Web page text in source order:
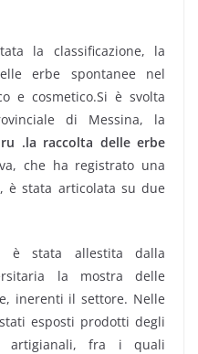
la classificazione, la
erbe spontanee nel
e cosmetico.Si è svolta
di Messina, la
.la raccolta delle erbe
che ha registrato una
è stata articolata su due
è stata allestita dalla
la mostra delle
inerenti il settore. Nelle
esposti prodotti degli
artigianali, fra i quali